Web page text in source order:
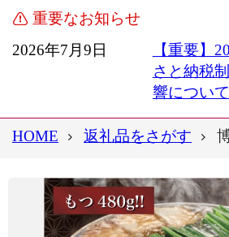
重要なお知らせ
2026年7月9日
【重要】
さと納税
響について
HOME 返礼品をさがす